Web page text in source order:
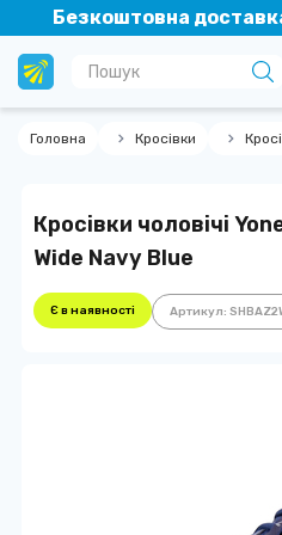
Безкоштовна
Головна Кросівки
Кросівки чоловічі
Wide Navy Blue
Є в наявності Артикул: